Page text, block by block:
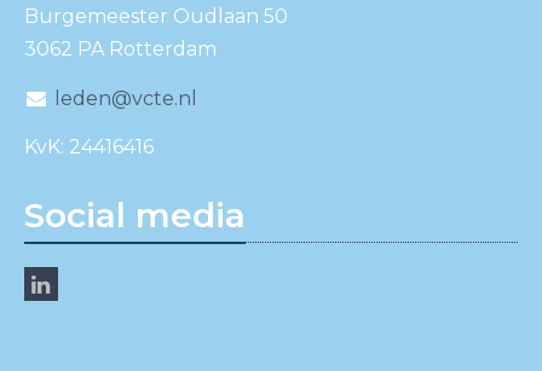
Burgemeester Oudlaan 50
3062 PA Rotterdam
leden@vcte.nl
KvK: 24416416
Social media